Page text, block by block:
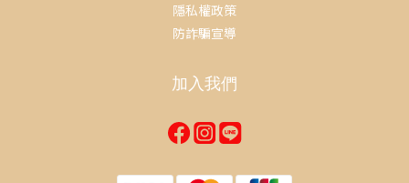
隱私權政策
防詐騙宣導
加入我們